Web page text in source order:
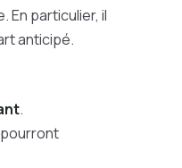
En particulier, il
anticipé.
.